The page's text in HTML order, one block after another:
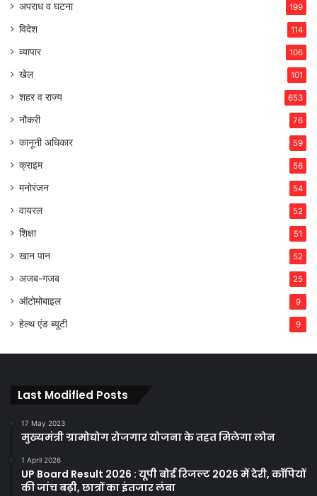
अपराध व घटना 199
विदेश 114
व्यापार 106
खेल 101
शहर व राज्य 653
नौकरी 76
कानूनी अधिकार 59
क्राइम 56
मनोरंजन 54
वायरल 52
शिक्षा 51
खान पान 52
अजब-गजब 25
ऑटोमोबाइल 9
हेल्थ एंड ब्यूटी 9
Last Modified Posts
17 May 2023
मुख्यमंत्री ग्रामोद्योग रोजगार योजना के तहत मिलेगा लोन
1 April 2026
UP Board Result 2026 : यूपी बोर्ड रिजल्ट 2026 में देरी, कॉपियों
की जांच बढ़ी, छात्रों का इंतजार लंबा